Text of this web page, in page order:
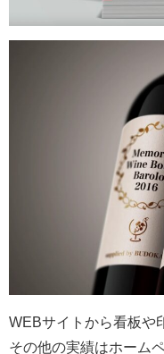
WEBサイトから看板や
その他の実績はホーム